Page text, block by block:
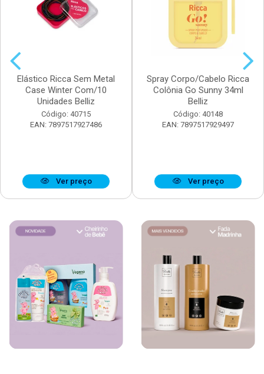
Elástico Ricca Sem Metal
Case Winter Com/10
Unidades Belliz
Código: 40715
EAN: 7897517927486
Ver preço
Spray Corpo/Cabelo Ricca
Colônia Go Sunny 34ml
Belliz
Código: 40148
EAN: 7897517929497
Ver preço